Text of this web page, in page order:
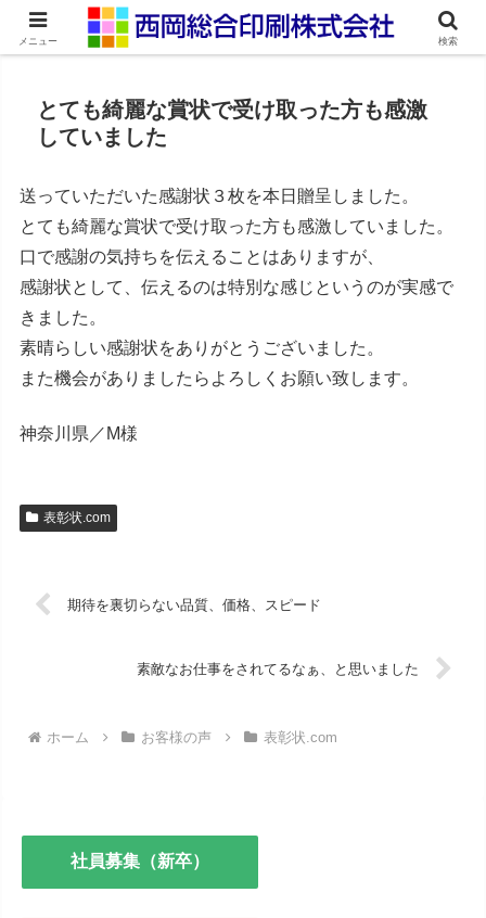
ネット印刷通販・オンデマンド印刷
とても綺麗な賞状で受け取った方も感激
していました
送っていただいた感謝状３枚を本日贈呈しました。
とても綺麗な賞状で受け取った方も感激していました。
口で感謝の気持ちを伝えることはありますが、
感謝状として、伝えるのは特別な感じというのが実感で
きました。
素晴らしい感謝状をありがとうございました。
また機会がありましたらよろしくお願い致します。
神奈川県／M様
表彰状.com
期待を裏切らない品質、価格、スピード
素敵なお仕事をされてるなぁ、と思いました
ホーム お客様の声 表彰状.com
社員募集（新卒）
メニュー 検索